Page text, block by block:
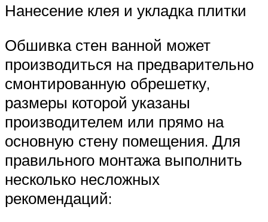
Нанесение клея и укладка плитки
Обшивка стен ванной может
производиться на предварительно
смонтированную обрешетку,
размеры которой указаны
производителем или прямо на
основную стену помещения. Для
правильного монтажа выполнить
несколько несложных
рекомендаций: